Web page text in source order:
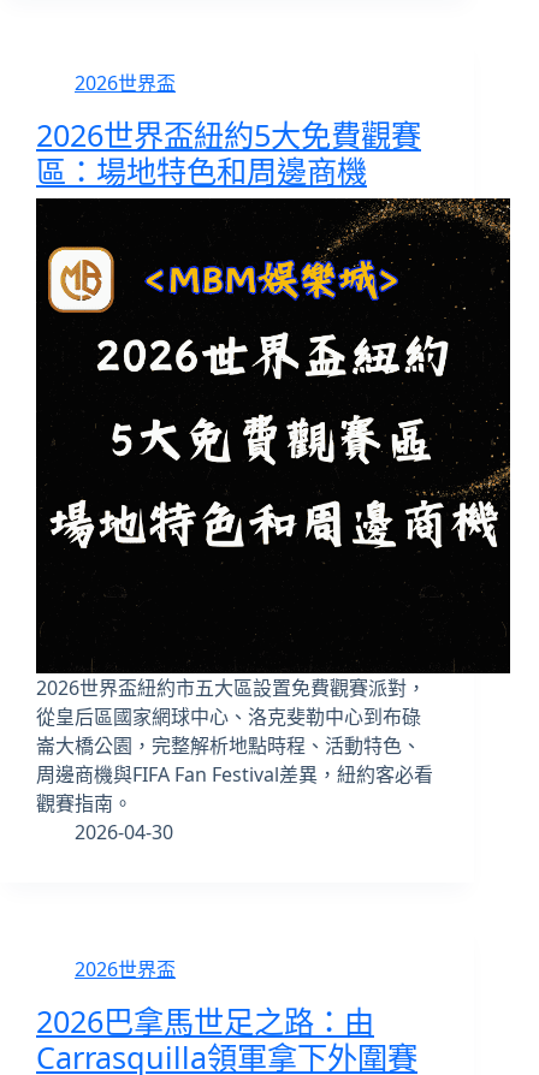
2026世界盃
2026世界盃紐約5大免費觀賽
區：場地特色和周邊商機
2026世界盃紐約市五大區設置免費觀賽派對，
從皇后區國家網球中心、洛克斐勒中心到布碌
崙大橋公園，完整解析地點時程、活動特色、
周邊商機與FIFA Fan Festival差異，紐約客必看
觀賽指南。
2026-04-30
2026世界盃
2026巴拿馬世足之路：由
Carrasquilla領軍拿下外圍賽